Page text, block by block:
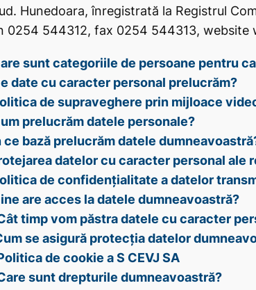
Hunedoara, înregistrată la Registrul
0254 544312, fax 0254 544313, website
sunt categoriile de persoane pentru
date cu caracter personal prelucrăm?
de supraveghere prin mijloace
prelucrăm datele personale?
ce bază prelucrăm datele
datelor cu caracter personal
de confidențialitate a datelor
are acces la datele dumneavoastră?
timp vom păstra datele cu caracter
se asigură protecția datelor
de cookie a S CEVJ SA
sunt drepturile dumneavoastră?